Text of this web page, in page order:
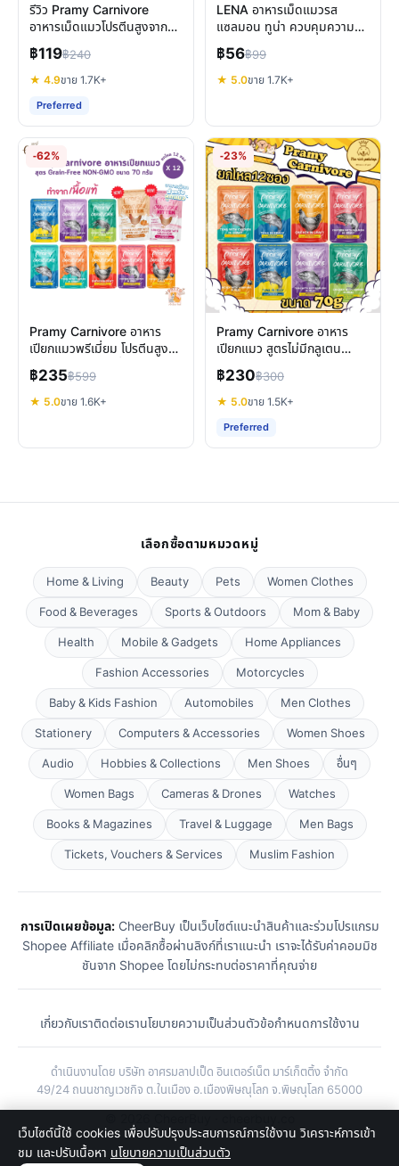
รีวิว Pramy Carnivore
อาหารเม็ดแมวโปรตีนสูงจาก
เนื้อแท้ บำรุงครบด้าน
฿119฿240
★ 4.9ขาย 1.7K+
Preferred
LENA อาหารเม็ดแมวรส
แซลมอน ทูน่า ควบคุมความ
เค็ม รีวิวครบจบทุกมุม
฿56฿99
★ 5.0ขาย 1.7K+
-62%
Pramy Carnivore อาหาร
เปียกแมวพรีเมี่ยม โปรตีนสูง
กลูเตนฟรี เลือกดีที่สุดสำหรับ
แมวคุณ
฿235฿599
★ 5.0ขาย 1.6K+
-23%
Pramy Carnivore อาหาร
เปียกแมว สูตรไม่มีกลูเตน
บำรุงครบวงจร
฿230฿300
★ 5.0ขาย 1.5K+
Preferred
เลือกซื้อตามหมวดหมู่
Home & Living Beauty Pets
Women Clothes
Food & Beverages
Sports & Outdoors
Mom & Baby
Health
Mobile & Gadgets
Home Appliances
Fashion Accessories
Motorcycles
Baby & Kids Fashion
Automobiles
Men Clothes
Stationery
Computers & Accessories
Women Shoes
Audio
Hobbies & Collections Men Shoes
อื่นๆ
Women Bags
Cameras & Drones
Watches
Books & Magazines
Travel & Luggage
Men Bags
Tickets, Vouchers & Services
Muslim Fashion
การเปิดเผยข้อมูล:CheerBuy เป็นเว็บไซต์แนะนำสินค้าและร่วมโปรแกรม
Shopee Affiliate เมื่อคลิกซื้อผ่านลิงก์ที่เราแนะนำ เราจะได้รับค่าคอมมิช
ชันจาก Shopee โดยไม่กระทบต่อราคาที่คุณจ่าย
เกี่ยวกับเราติดต่อเรานโยบายความเป็นส่วนตัวข้อกำหนดการใช้งาน
ดำเนินงานโดย บริษัท อาศรมลาปเป็ด อินเตอร์เน็ต มาร์เก็ตติ้ง จำกัด
49/24 ถนนชาญเวชกิจ ต.ในเมือง อ.เมืองพิษณุโลก จ.พิษณุโลก 65000
เว็บไซต์นี้ใช้ cookies เพื่อปรับปรุงประสบการณ์การใช้งาน วิเคราะห์การเข้า
ชม และปรับเนื้อหา นโยบายความเป็นส่วนตัว